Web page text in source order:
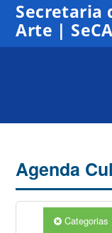
Secretaria
Arte |
Agenda
Categorias